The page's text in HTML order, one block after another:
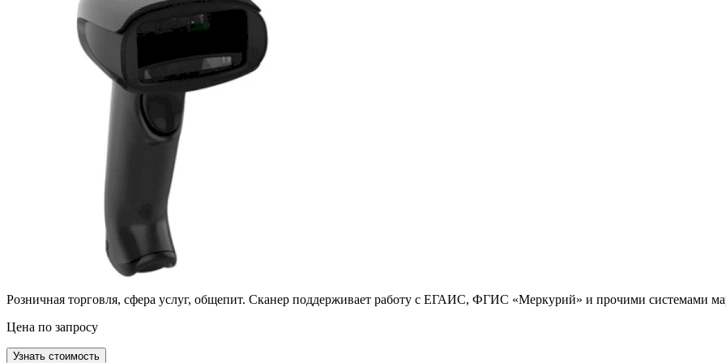
Розничная торговля, сфера услуг, общепит. Сканер поддерживает работу с ЕГАИС, ФГИС «Меркурий» и прочими системами
Цена по запросу
Узнать стоимость